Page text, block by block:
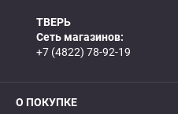
ТВЕРЬ
Сеть магазинов:
+7 (4822) 78-92-19
О ПОКУПКЕ